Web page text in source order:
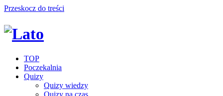
Przeskocz do treści
TOP
Poczekalnia
Quizy
Quizy wiedzy
Quizy na czas